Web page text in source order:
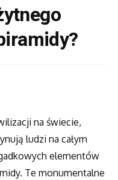
na świecie,
ludzi na całym
elementów
Te monumentalne